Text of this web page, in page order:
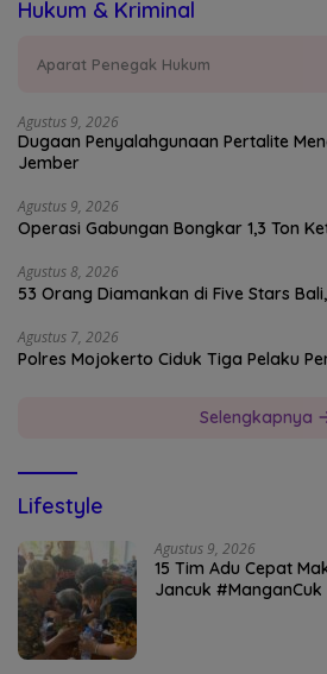
Hukum & Kriminal
Aparat Penegak Hukum
Agustus 9, 2026
Dugaan Penyalahgunaan Pertalite
Jember
Agustus 9, 2026
Operasi Gabungan Bongkar 1,3 Ton
Agustus 8, 2026
53 Orang Diamankan di Five Stars Bali,
Agustus 7, 2026
Polres Mojokerto Ciduk Tiga Pelaku
Selengkapnya
Lifestyle
Agustus 9, 2026
15 Tim Adu Cepat
Jancuk #ManganCuk